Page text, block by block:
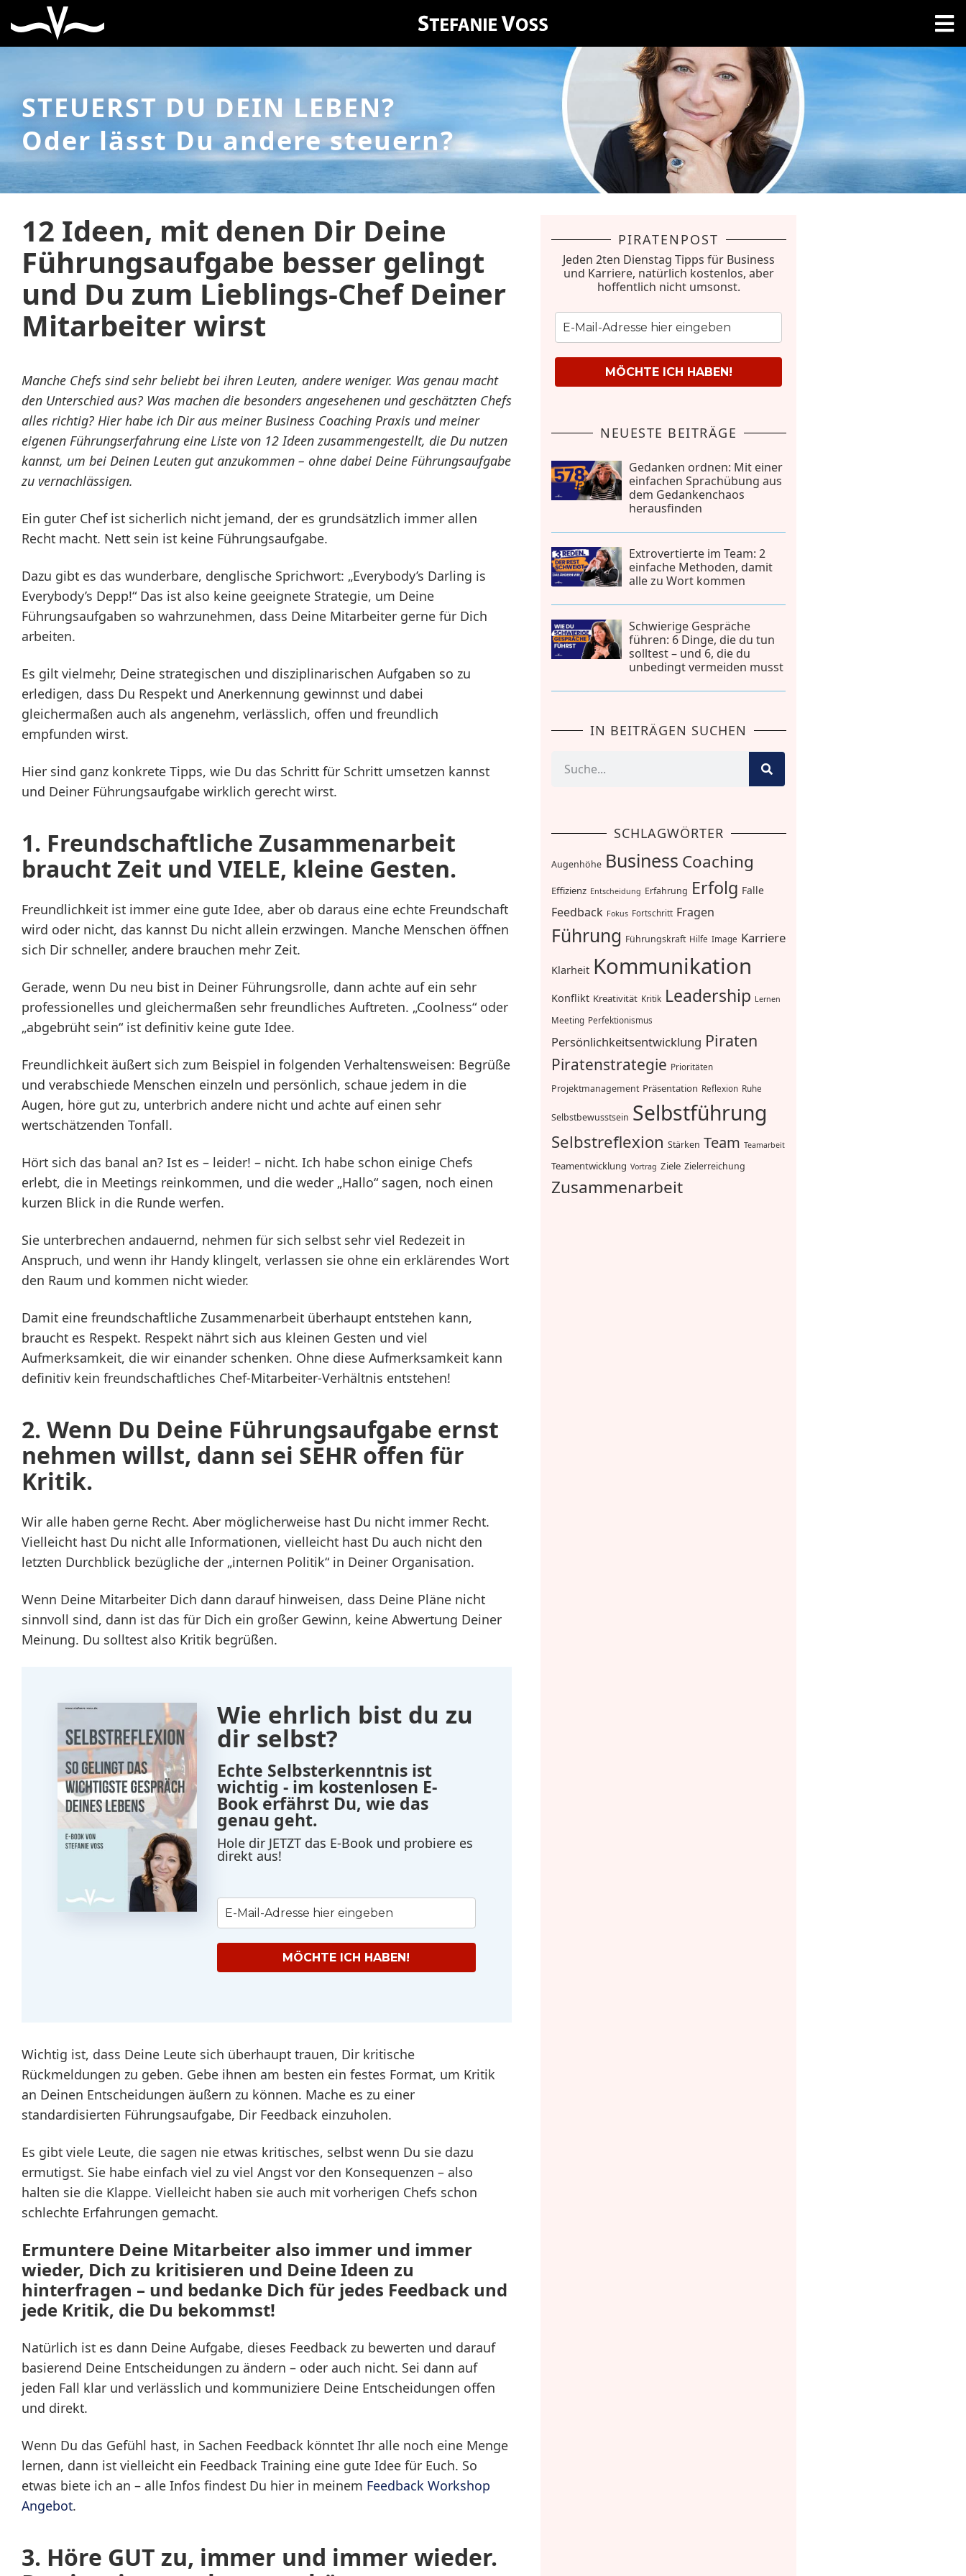
STEUERST DU DEIN LEBEN?
Oder lässt Du andere steuern?
12 Ideen, mit denen Dir Deine
Führungsaufgabe besser gelingt
und Du zum Lieblings-Chef Deiner
Mitarbeiter wirst
Manche Chefs sind sehr beliebt bei ihren Leuten, andere weniger. Was genau macht
den Unterschied aus? Was machen die besonders angesehenen und geschätzten Chefs
alles richtig? Hier habe ich Dir aus meiner Business Coaching Praxis und meiner
eigenen Führungserfahrung eine Liste von 12 Ideen zusammengestellt, die Du nutzen
kannst, um bei Deinen Leuten gut anzukommen – ohne dabei Deine Führungsaufgabe
zu vernachlässigen.
Ein guter Chef ist sicherlich nicht jemand, der es grundsätzlich immer allen
Recht macht. Nett sein ist keine Führungsaufgabe.
Dazu gibt es das wunderbare, denglische Sprichwort: „Everybody’s Darling is
Everybody’s Depp!“ Das ist also keine geeignete Strategie, um Deine
Führungsaufgaben so wahrzunehmen, dass Deine Mitarbeiter gerne für Dich
arbeiten.
Es gilt vielmehr, Deine strategischen und disziplinarischen Aufgaben so zu
erledigen, dass Du Respekt und Anerkennung gewinnst und dabei
gleichermaßen auch als angenehm, verlässlich, offen und freundlich
empfunden wirst.
Hier sind ganz konkrete Tipps, wie Du das Schritt für Schritt umsetzen kannst
und Deiner Führungsaufgabe wirklich gerecht wirst.
1. Freundschaftliche Zusammenarbeit
braucht Zeit und VIELE, kleine Gesten.
Freundlichkeit ist immer eine gute Idee, aber ob daraus eine echte Freundschaft
wird oder nicht, das kannst Du nicht allein erzwingen. Manche Menschen öffnen
sich Dir schneller, andere brauchen mehr Zeit.
Gerade, wenn Du neu bist in Deiner Führungsrolle, dann achte auf ein sehr
professionelles und gleichermaßen sehr freundliches Auftreten. „Coolness“ oder
„abgebrüht sein“ ist definitiv keine gute Idee.
Freundlichkeit äußert sich zum Beispiel in folgenden Verhaltensweisen: Begrüße
und verabschiede Menschen einzeln und persönlich, schaue jedem in die
Augen, höre gut zu, unterbrich andere nicht und achte auf einen sehr
wertschätzenden Tonfall.
Hört sich das banal an? Ist es – leider! – nicht. Ich habe schon einige Chefs
erlebt, die in Meetings reinkommen, und die weder „Hallo“ sagen, noch einen
kurzen Blick in die Runde werfen.
Sie unterbrechen andauernd, nehmen für sich selbst sehr viel Redezeit in
Anspruch, und wenn ihr Handy klingelt, verlassen sie ohne ein erklärendes Wort
den Raum und kommen nicht wieder.
Damit eine freundschaftliche Zusammenarbeit überhaupt entstehen kann,
braucht es Respekt. Respekt nährt sich aus kleinen Gesten und viel
Aufmerksamkeit, die wir einander schenken. Ohne diese Aufmerksamkeit kann
definitiv kein freundschaftliches Chef-Mitarbeiter-Verhältnis entstehen!
2. Wenn Du Deine Führungsaufgabe ernst
nehmen willst, dann sei SEHR offen für
Kritik.
Wir alle haben gerne Recht. Aber möglicherweise hast Du nicht immer Recht.
Vielleicht hast Du nicht alle Informationen, vielleicht hast Du auch nicht den
letzten Durchblick bezügliche der „internen Politik“ in Deiner Organisation.
Wenn Deine Mitarbeiter Dich dann darauf hinweisen, dass Deine Pläne nicht
sinnvoll sind, dann ist das für Dich ein großer Gewinn, keine Abwertung Deiner
Meinung. Du solltest also Kritik begrüßen.
Wie ehrlich bist du zu
dir selbst?
Echte Selbsterkenntnis ist
wichtig - im kostenlosen E-
Book erfährst Du, wie das
genau geht.
Hole dir JETZT das E-Book und probiere es
direkt aus!
MÖCHTE ICH HABEN!
Wichtig ist, dass Deine Leute sich überhaupt trauen, Dir kritische
Rückmeldungen zu geben. Gebe ihnen am besten ein festes Format, um Kritik
an Deinen Entscheidungen äußern zu können. Mache es zu einer
standardisierten Führungsaufgabe, Dir Feedback einzuholen.
Es gibt viele Leute, die sagen nie etwas kritisches, selbst wenn Du sie dazu
ermutigst. Sie habe einfach viel zu viel Angst vor den Konsequenzen – also
halten sie die Klappe. Vielleicht haben sie auch mit vorherigen Chefs schon
schlechte Erfahrungen gemacht.
Ermuntere Deine Mitarbeiter also immer und immer
wieder, Dich zu kritisieren und Deine Ideen zu
hinterfragen – und bedanke Dich für jedes Feedback und
jede Kritik, die Du bekommst!
Natürlich ist es dann Deine Aufgabe, dieses Feedback zu bewerten und darauf
basierend Deine Entscheidungen zu ändern – oder auch nicht. Sei dann auf
jeden Fall klar und verlässlich und kommuniziere Deine Entscheidungen offen
und direkt.
Wenn Du das Gefühl hast, in Sachen Feedback könntet Ihr alle noch eine Menge
lernen, dann ist vielleicht ein Feedback Training eine gute Idee für Euch. So
etwas biete ich an – alle Infos findest Du hier in meinem Feedback Workshop
Angebot.
3. Höre GUT zu, immer und immer wieder.
PIRATENPOST
Jeden 2ten Dienstag Tipps für Business
und Karriere, natürlich kostenlos, aber
hoffentlich nicht umsonst.
MÖCHTE ICH HABEN!
NEUESTE BEITRÄGE
Gedanken ordnen: Mit einer
einfachen Sprachübung aus
dem Gedankenchaos
herausfinden
Extrovertierte im Team: 2
einfache Methoden, damit
alle zu Wort kommen
Schwierige Gespräche
führen: 6 Dinge, die du tun
solltest – und 6, die du
unbedingt vermeiden musst
IN BEITRÄGEN SUCHEN
SCHLAGWÖRTER
Augenhöhe Business Coaching
Effizienz Entscheidung Erfahrung Erfolg Falle
Feedback Fokus Fortschritt Fragen
Führung Führungskraft Hilfe Image Karriere
Klarheit Kommunikation
Konflikt Kreativität Kritik Leadership Lernen
Meeting Perfektionismus
Persönlichkeitsentwicklung Piraten
Piratenstrategie Prioritäten
Projektmanagement Präsentation Reflexion Ruhe
Selbstbewusstsein Selbstführung
Selbstreflexion Stärken Team Teamarbeit
Teamentwicklung Vortrag Ziele Zielerreichung
Zusammenarbeit